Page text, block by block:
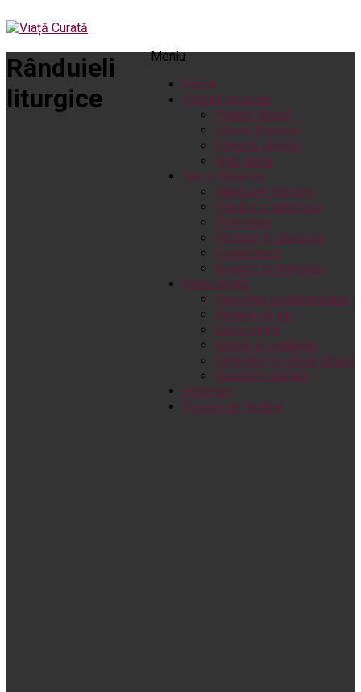
Meniu
Home
Cultură creștină
Pateric Atonit
Istoria Bisericii
Cenaclu creștin
Artă sacră
Noi și Biserica
Rânduieli liturgice
Predici și cateheze
Pelerinaje
Ortodox în diaspora
Evenimente
Biserici și mănăstiri
Viață curată
Nevoințe contemporane
Familia de azi
Casa curată
Adicții și vindecări
Gadgeturi cu două tăișuri
Bucătărie biblică
Interviuri
Puncte de Vedere
Rânduieli
liturgice